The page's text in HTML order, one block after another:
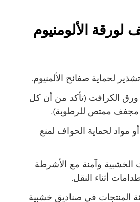
لورقة الألومنيوم
لحماية صفائح الألمنيوم.
ورق الكرافت (تأكد من أن كل
مجفف ممتص للرطوبة).
مواد لحماية الحواف لمنع
الخشبية وآمنة مع الأشرطة
أثناء النقل.
المنتجات في صناديق خشبية